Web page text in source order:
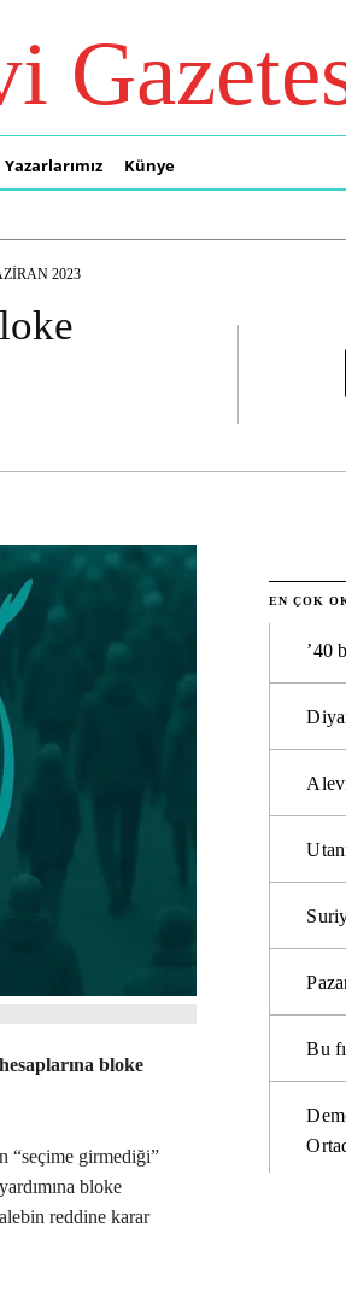
Yazarlarımız Künye
2023
bloke
“seçime girmediği”
bloke
reddine karar
EN ÇOK
’40
Bu